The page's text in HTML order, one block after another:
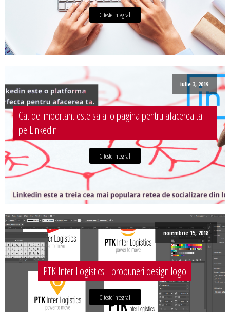
Citeste integral
iulie 3, 2019
Cat de important este sa ai o pagina pentru afacerea ta
pe Linkedin
Citeste integral
noiembrie 15, 2018
PTK Inter Logistics - propuneri design logo
Citeste integral